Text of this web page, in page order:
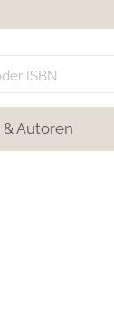
Autoren